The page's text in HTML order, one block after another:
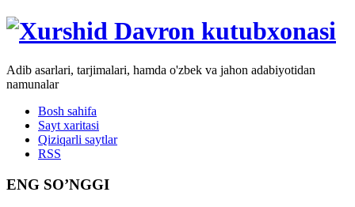
Adib asarlari, tarjimalari, hamda o'zbek va jahon adabiyotidan
namunalar
Bosh sahifa
Sayt xaritasi
Qiziqarli saytlar
RSS
ENG SO’NGGI